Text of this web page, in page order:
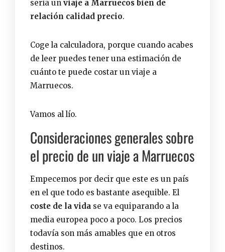
sería un viaje a Marruecos bien de
relación calidad precio.
Coge la calculadora, porque cuando acabes
de leer puedes tener una estimación de
cuánto te puede costar un viaje a
Marruecos.
Vamos al lío.
Consideraciones generales sobre
el precio de un viaje a Marruecos
Empecemos por decir que este es un país
en el que todo es bastante asequible. El
coste de la vida se va equiparando a la
media europea poco a poco. Los precios
todavía son más amables que en otros
destinos.